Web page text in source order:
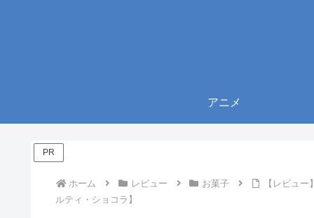
アニメ
ホーム レビュー お菓子
【レビュ
ルティ・ショコラ】
PR